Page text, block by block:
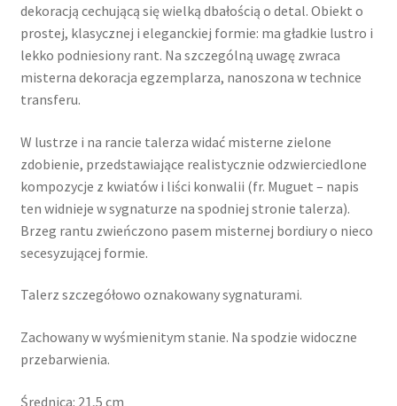
dekoracją cechującą się wielką dbałością o detal. Obiekt o
prostej, klasycznej i eleganckiej formie: ma gładkie lustro i
lekko podniesiony rant. Na szczególną uwagę zwraca
misterna dekoracja egzemplarza, nanoszona w technice
transferu.
W lustrze i na rancie talerza widać misterne zielone
zdobienie, przedstawiające realistycznie odzwierciedlone
kompozycje z kwiatów i liści konwalii (fr. Muguet – napis
ten widnieje w sygnaturze na spodniej stronie talerza).
Brzeg rantu zwieńczono pasem misternej bordiury o nieco
secesyzującej formie.
Talerz szczegółowo oznakowany sygnaturami.
Zachowany w wyśmienitym stanie. Na spodzie widoczne
przebarwienia.
Średnica: 21,5 cm